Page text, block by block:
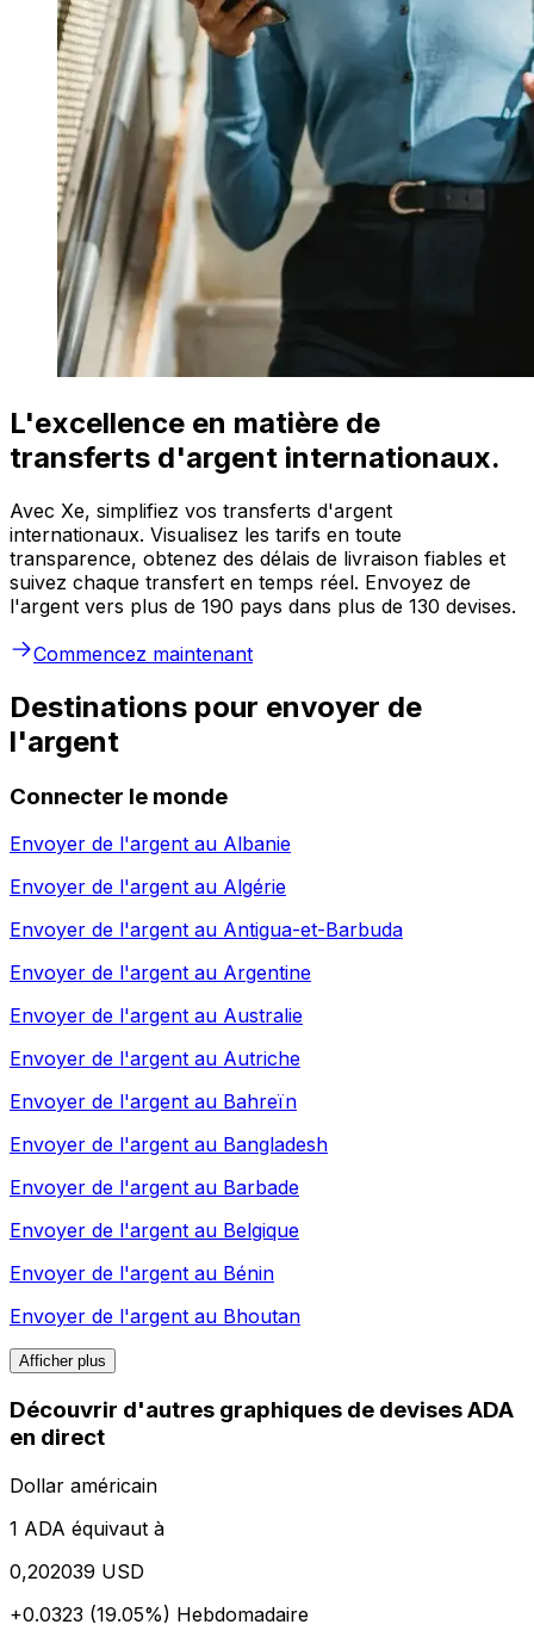
L'excellence en matière de
transferts d'argent internationaux.
Avec Xe, simplifiez vos transferts d'argent
internationaux. Visualisez les tarifs en toute
transparence, obtenez des délais de livraison fiables et
suivez chaque transfert en temps réel. Envoyez de
l'argent vers plus de 190 pays dans plus de 130 devises.
Commencez maintenant
Destinations pour envoyer de
l'argent
Connecter le monde
Envoyer de l'argent au Albanie
Envoyer de l'argent au Algérie
Envoyer de l'argent au Antigua-et-Barbuda
Envoyer de l'argent au Argentine
Envoyer de l'argent au Australie
Envoyer de l'argent au Autriche
Envoyer de l'argent au Bahreïn
Envoyer de l'argent au Bangladesh
Envoyer de l'argent au Barbade
Envoyer de l'argent au Belgique
Envoyer de l'argent au Bénin
Envoyer de l'argent au Bhoutan
Afficher plus
Découvrir d'autres graphiques de devises ADA
en direct
Dollar américain
1 ADA équivaut à
0,202039 USD
+0.0323 (19.05%) Hebdomadaire